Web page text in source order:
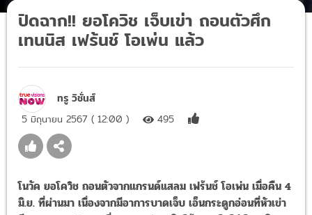
ปิดฉาก!! ยอโควิช เจ็บเข่า ถอนตัวศึก
เทนนิส เฟร้นช์ โอเพ่น แล้ว
ทรู วิชั่นส์
5 มิถุนายน 2567 ( 12:00 ) 495
โนวัค ยอโควิช ถอนตัวจากแกรนด์แสลม เฟร้นช์ โอเพ่น เมื่อคืน 4
มิ.ย. ที่ผ่านมา เนื่องจากมีอาการบาดเจ็บ เอ็นกระดูกอ่อนที่หัวเข่า